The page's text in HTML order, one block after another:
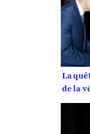
La
de la